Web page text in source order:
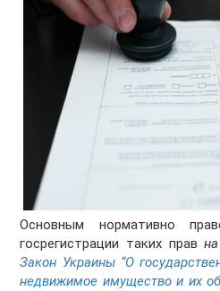
Основным нормативно
госрегистрации таких прав
Закон Украины “О
недвижимое имущество и их